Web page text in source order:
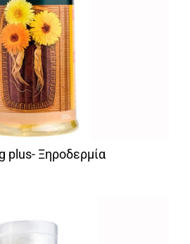
plus- Ξηροδερμία